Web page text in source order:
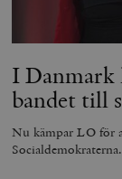
I
bandet till
Nu kämpar LO för
Socialdemokraterna.